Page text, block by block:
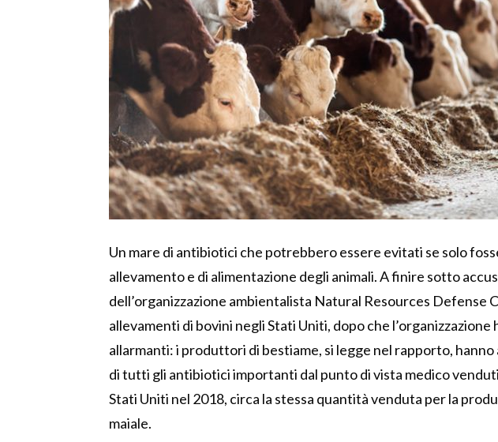
Un mare di antibiotici che potrebbero essere evitati se solo
allevamento e di alimentazione degli animali. A finire sotto
dell’organizzazione ambientalista Natural Resources Defense
allevamenti di bovini negli Stati Uniti, dopo che
allarmanti: i produttori di bestiame, si legge nel rapporto,
di tutti gli antibiotici importanti dal punto di vista medico
Stati Uniti nel 2018, circa la stessa quantità venduta per la
maiale.